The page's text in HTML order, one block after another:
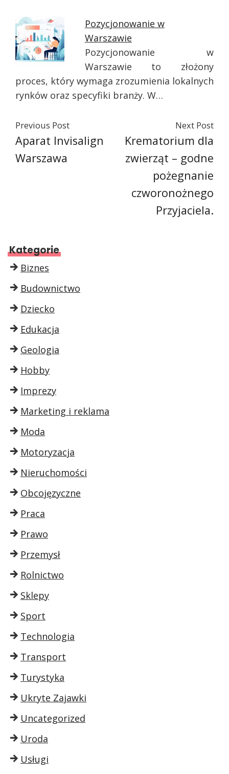
Pozycjonowanie w
Warszawie
Pozycjonowanie w
Warszawie to złożony
proces, który wymaga zrozumienia lokalnych
rynków oraz specyfiki branży. W…
Previous Post
Aparat Invisalign
Warszawa
Next Post
Krematorium dla
zwierząt – godne
pożegnanie
czworonożnego
Przyjaciela.
Kategorie
Biznes
Budownictwo
Dziecko
Edukacja
Geologia
Hobby
Imprezy
Marketing i reklama
Moda
Motoryzacja
Nieruchomości
Obcojęzyczne
Praca
Prawo
Przemysł
Rolnictwo
Sklepy
Sport
Technologia
Transport
Turystyka
Ukryte Zajawki
Uncategorized
Uroda
Usługi